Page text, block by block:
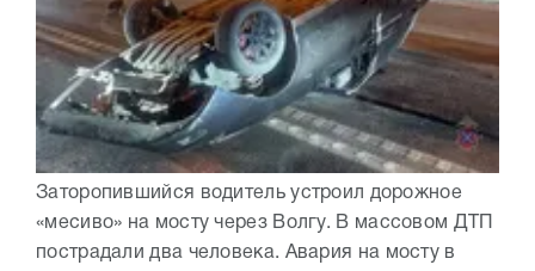
Заторопившийся водитель устроил дорожное
«месиво» на мосту через Волгу. В массовом ДТП
пострадали два человека. Авария на мосту в